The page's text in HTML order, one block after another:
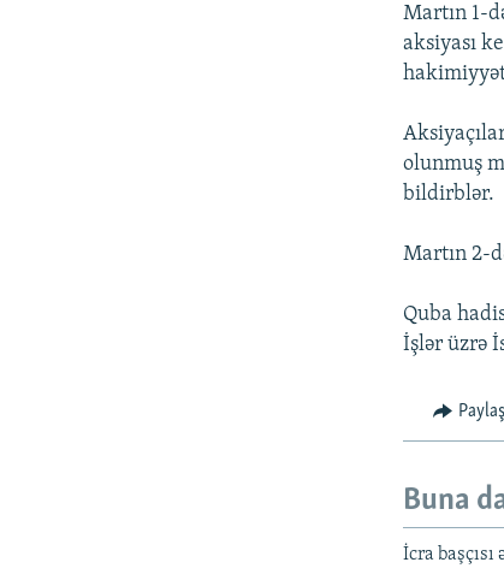
Martın 1-
aksiyası
olunmuş
bildirblər.
Martın 2-
Quba
İşlər üzrə
Paylaş
Buna
İcra